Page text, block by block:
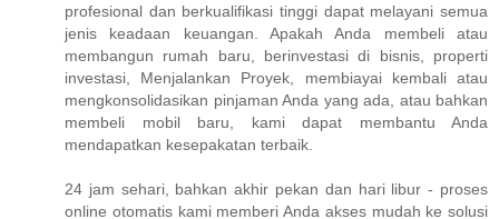
profesional dan berkualifikasi tinggi dapat melayani semua
jenis keadaan keuangan. Apakah Anda membeli atau
membangun rumah baru, berinvestasi di bisnis, properti
investasi, Menjalankan Proyek, membiayai kembali atau
mengkonsolidasikan pinjaman Anda yang ada, atau bahkan
membeli mobil baru, kami dapat membantu Anda
mendapatkan kesepakatan terbaik.
24 jam sehari, bahkan akhir pekan dan hari libur - proses
online otomatis kami memberi Anda akses mudah ke solusi